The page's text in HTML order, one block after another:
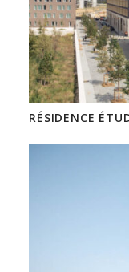
RÉSIDENCE